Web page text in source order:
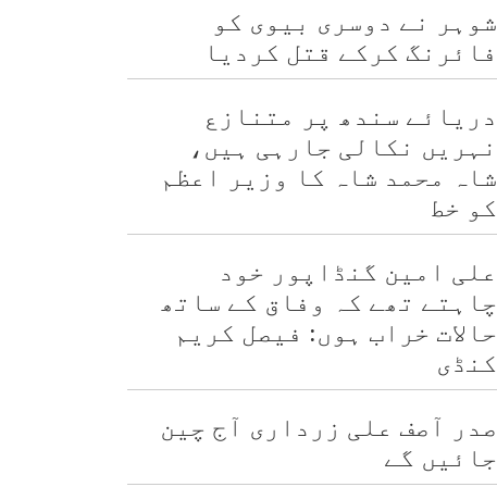
شوہر نے دوسری بیوی کو
فائرنگ کرکے قتل کردیا
دریائے سندھ پر متنازع
نہریں نکالی جارہی ہیں،
شاہ محمد شاہ کا وزیر اعظم
کو خط
علی امین گنڈاپور خود
چاہتے تھے کہ وفاق کے ساتھ
حالات خراب ہوں: فیصل کریم
کنڈی
صدر آصف علی زرداری آج چین
جائیں گے